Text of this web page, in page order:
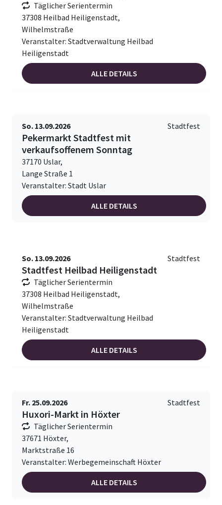
Täglicher Serientermin
37308 Heilbad Heiligenstadt,
Wilhelmstraße
Veranstalter: Stadtverwaltung Heilbad
Heiligenstadt
ALLE DETAILS
So. 13.09.2026 Stadtfest
Pekermarkt Stadtfest mit
verkaufsoffenem Sonntag
37170 Uslar,
Lange Straße 1
Veranstalter: Stadt Uslar
ALLE DETAILS
So. 13.09.2026 Stadtfest
Stadtfest Heilbad Heiligenstadt
Täglicher Serientermin
37308 Heilbad Heiligenstadt,
Wilhelmstraße
Veranstalter: Stadtverwaltung Heilbad
Heiligenstadt
ALLE DETAILS
Fr. 25.09.2026 Stadtfest
Huxori-Markt in Höxter
Täglicher Serientermin
37671 Höxter,
Marktstraße 16
Veranstalter: Werbegemeinschaft Höxter
ALLE DETAILS